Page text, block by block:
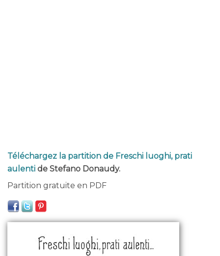
Téléchargez la partition de Freschi luoghi, prati
aulenti de Stefano Donaudy.
Partition gratuite en PDF